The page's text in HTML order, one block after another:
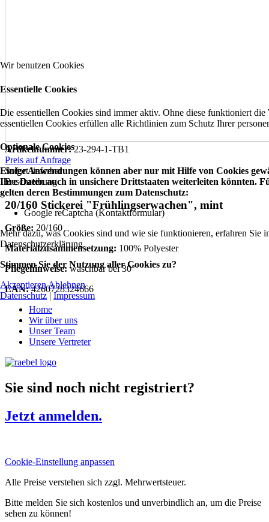
Artikelnummer:23-294-1-TB1
Preis auf Anfrage
Sofort lieferbar
Beschreibung
20/160 Stickerei "Frühlingserwachen", mint
Größe: 20/160
Materialzusammensetzung: 100% Polyester
Pflegehinweise:waschbar bei 30°
EAN:4260728324666
Home
Wir über uns
Unser Team
Unsere Vertreter
Sie sind noch nicht registriert?
Jetzt anmelden.
Cookie-Einstellung anpassen
Alle Preise verstehen sich zzgl. Mehrwertsteuer.
Bitte melden Sie sich kostenlos und unverbindlich an, um die Preise
sehen zu können!
Wir benutzen Cookies
Essentielle Cookies
Die essentiellen Cookies sind immer aktiv. Ohne diese funktioniert die
essentiellen Cookies erfüllen alle Richtlinien zum Schutz Ihrer
Optionale Cookies
Einige Anwendungen können aber nur mit Hilfe von Cookies
Ihre Daten auch in unsichere Drittstaaten weiterleiten könnten.
gelten deren Bestimmungen zum Datenschutz:
Google reCaptcha (Kontaktformular)
Mehr dazu, was Cookies sind und wie sie funktionieren, erfahren Sie
Datenschutzerklärung.
Stimmen Sie der Nutzung aller Cookies zu?
Akzeptieren Ablehnen
Datenschutz|Impressum